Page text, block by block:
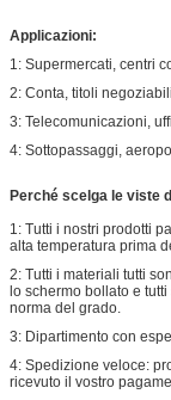
Applicazioni:
1: Supermercati, centri
2: Conta, titoli
3: Telecomunicazioni,
4: Sottopassaggi,
Perché scelga le viste
1: Tutti i nostri prodotti
alta temperatura prima
2: Tutti i materiali tutti
lo schermo bollato e
norma del grado.
3: Dipartimento con
4: Spedizione veloce:
ricevuto il vostro